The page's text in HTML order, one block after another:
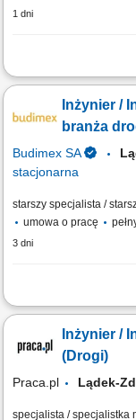
1 dni
Dbanie o ciągłość i rytm
zewnętrznych.
budowlanej związanej
dokumentów...
Inżynier /
branża
Budimex SA
stacjonarna
starszy specjalista /
umowa o pracę
3 dni
Twoje przyszłe zadania:‎
‎kierownikiem robót w
dokumentacji do
współpraca z...
Inżynier /
(Drogi)
Praca.pl Lądek-
specjalista / specjalistka